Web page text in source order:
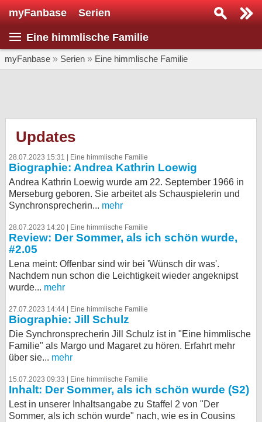
myFanbase Serien
Eine himmlische Familie
myFanbase » Serien » Eine himmlische Familie
Updates
28.07.2023 15:31 | Eine himmlische Familie
Biographie: Andrea Kathrin Loewig
Andrea Kathrin Loewig wurde am 22. September 1966 in
Merseburg geboren. Sie arbeitet als Schauspielerin und
Synchronsprecherin... mehr
28.07.2023 14:20 | Eine himmlische Familie
Review: Der Sommer, als ich schön wurde,
#2.05
Lena meint: Offenbar sind wir bei 'Wünsch dir was'.
Nachdem nun schon die Leichtigkeit wieder angeknipst
wurde... mehr
27.07.2023 14:44 | Eine himmlische Familie
Biographie: Jill Schulz
Die Synchronsprecherin Jill Schulz ist in "Eine himmlische
Familie" als Margo und Magaret zu hören. Erfahrt mehr
über sie... mehr
15.07.2023 09:33 | Eine himmlische Familie
Inhalt: Der Sommer, als ich schön wurde (S2)
Lest in unserer Inhaltsangabe zu Staffel 2 von "Der
Sommer, als ich schön wurde" nach, wie es in Cousins
Serie suchen...
Home
SERIEN
KULTUR
Specials
SERVICE
Gewinnspiele
bei X
Kontakt
Datenschutz
Cookie-Einstellungen